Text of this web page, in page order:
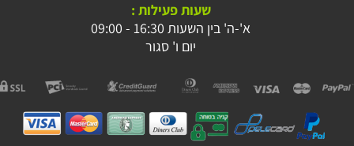
שעות פעילות :
א'-ה' בין השעות 16:30 - 09:00
יום ו' סגור